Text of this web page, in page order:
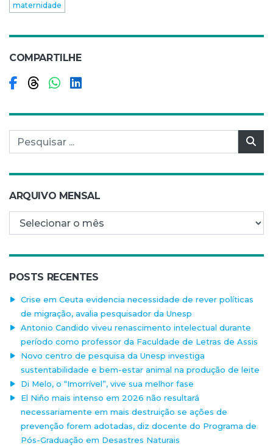
maternidade
COMPARTILHE
Compartilhar no Facebook
Compartilhar no Threads
Compartilhar no WhatsApp
Compartilhar no LinkedIn
Pesquisar por:
ARQUIVO MENSAL
Arquivo mensal
POSTS RECENTES
Crise em Ceuta evidencia necessidade de rever políticas
de migração, avalia pesquisador da Unesp
Antonio Candido viveu renascimento intelectual durante
período como professor da Faculdade de Letras de Assis
Novo centro de pesquisa da Unesp investiga
sustentabilidade e bem-estar animal na produção de leite
Di Melo, o “Imorrível”, vive sua melhor fase
El Niño mais intenso em 2026 não resultará
necessariamente em mais destruição se ações de
prevenção forem adotadas, diz docente do Programa de
Pós-Graduação em Desastres Naturais